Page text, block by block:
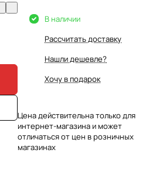
В наличии
Рассчитать доставку
Нашли дешевле?
Хочу в подарок
Цена действительна только для
интернет-магазина и может
отличаться от цен в розничных
магазинах